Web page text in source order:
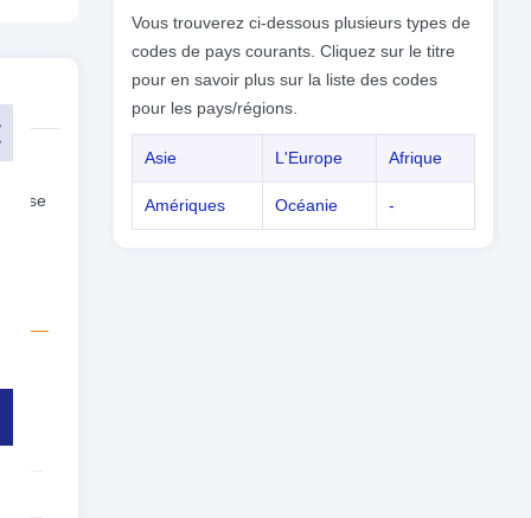
le
Vous trouverez ci-dessous plusieurs types de
codes de pays courants. Cliquez sur le titre
pour en savoir plus sur la liste des codes
pour les pays/régions.
Asie L'Europe Afrique
Amériques Océanie -